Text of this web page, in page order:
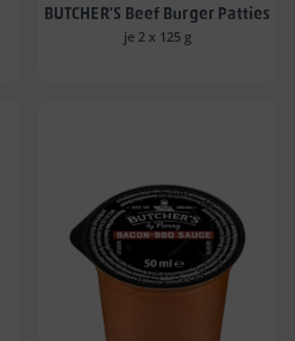
BUTCHER'S Beef Burger Patties
je 2 x 125 g